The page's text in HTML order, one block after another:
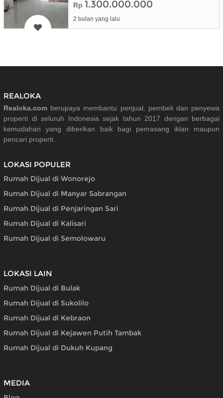
Rp 1.300.000.000
2 bulan yang lalu
REALOKA
Realoka.com berupaya membantu penjual, pembeli dan penyewa
properti di seluruh Indonesia sejak tahun 2017 dengan berbagai
kemudahan yang diberikan baik bagi pemasang iklan maupun
pencari properti.
LOKASI POPULER
Rumah Dijual di Wonorejo
Rumah Dijual di Manyar Sabrangan
Rumah Dijual di Penjaringan Sari
Rumah Dijual di Kalisari
Rumah Dijual di Semolowaru
LOKASI LAIN
Rumah Dijual di Bulak
Rumah Dijual di Sukolilo
Rumah Dijual di Kebraon
Rumah Dijual di Kejawen Putih Tambak
Rumah Dijual di Dukuh Kupang
MEDIA